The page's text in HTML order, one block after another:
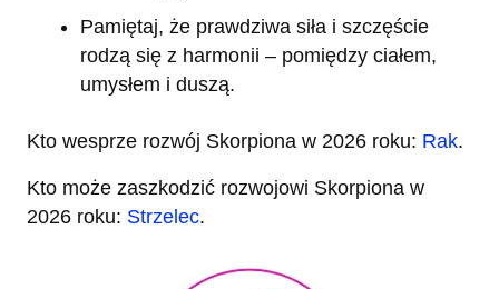
Pamiętaj, że prawdziwa siła i szczęście
rodzą się z harmonii – pomiędzy ciałem,
umysłem i duszą.
Kto wesprze rozwój Skorpiona w 2026 roku: Rak.
Kto może zaszkodzić rozwojowi Skorpiona w
2026 roku: Strzelec.